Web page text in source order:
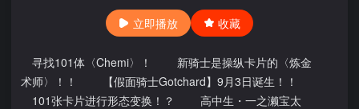
立即播放 收藏
寻找101体〈Chemi〉！ 新骑士是操纵卡片的〈炼金
术师〉！！ 【假面骑士Gotchard】9月3日诞生！！
101张卡片进行形态变换！？ 高中生・一之濑宝太